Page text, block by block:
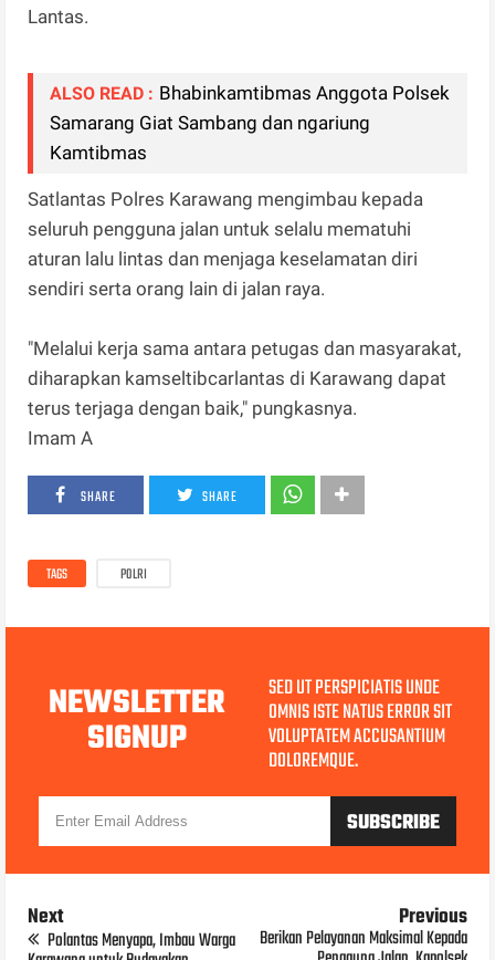
Lantas.
ALSO READ : Bhabinkamtibmas Anggota Polsek
Samarang Giat Sambang dan ngariung
Kamtibmas
Satlantas Polres Karawang mengimbau kepada
seluruh pengguna jalan untuk selalu mematuhi
aturan lalu lintas dan menjaga keselamatan diri
sendiri serta orang lain di jalan raya.
"Melalui kerja sama antara petugas dan masyarakat,
diharapkan kamseltibcarlantas di Karawang dapat
terus terjaga dengan baik," pungkasnya.
Imam A
SHARE SHARE
TAGS POLRI
NEWSLETTER
SIGNUP
SED UT PERSPICIATIS UNDE
OMNIS ISTE NATUS ERROR SIT
VOLUPTATEM ACCUSANTIUM
DOLOREMQUE.
Next
Polantas Menyapa, Imbau Warga
Previous
Berikan Pelayanan Maksimal Kepada